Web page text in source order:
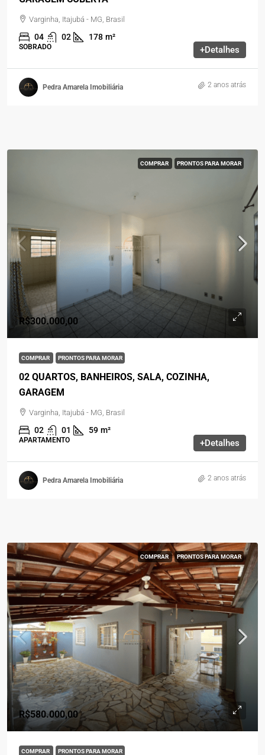
Varginha, Itajubá - MG, Brasil
04 02 178 m²
SOBRADO +Detalhes
Pedra Amarela Imobiliária 2 anos atrás
COMPRAR PRONTOS PARA MORAR
R$300.000,00
COMPRAR PRONTOS PARA MORAR
02 QUARTOS, BANHEIROS, SALA, COZINHA,
GARAGEM
Varginha, Itajubá - MG, Brasil
02 01 59 m²
APARTAMENTO +Detalhes
Pedra Amarela Imobiliária 2 anos atrás
COMPRAR PRONTOS PARA MORAR
R$580.000,00
COMPRAR PRONTOS PARA MORAR